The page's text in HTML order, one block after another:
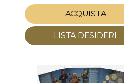
ACQUISTA
LISTA DESIDERI